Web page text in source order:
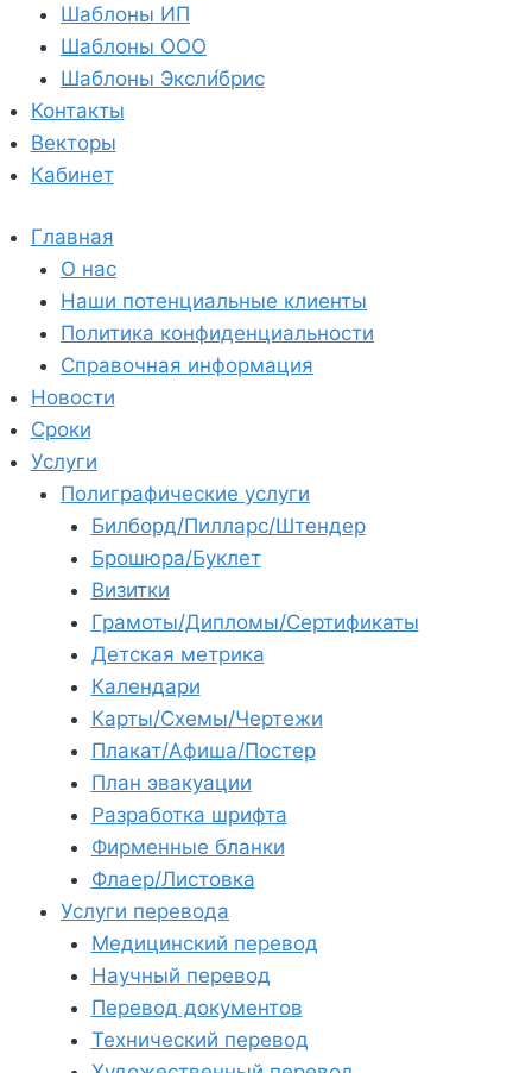
Шаблоны ИП
Шаблоны ООО
Шаблоны Эксли́брис
Контакты
Векторы
Кабинет
Главная
О нас
Наши потенциальные клиенты
Политика конфиденциальности
Справочная информация
Новости
Сроки
Услуги
Полиграфические услуги
Билборд/Пилларс/Штендер
Брошюра/Буклет
Визитки
Грамоты/Дипломы/Сертификаты
Детская метрика
Календари
Карты/Схемы/Чертежи
Плакат/Афиша/Постер
План эвакуации
Разработка шрифта
Фирменные бланки
Флаер/Листовка
Услуги перевода
Медицинский перевод
Научный перевод
Перевод документов
Технический перевод